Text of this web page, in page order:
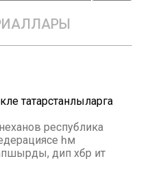
татарстанлыларга
республика
һәм
дип хәбәр итә